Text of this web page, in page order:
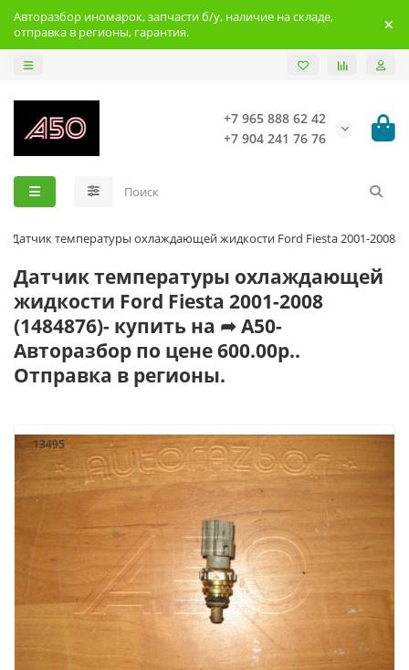
Авторазбор иномарок, запчасти б/у, наличие на складе,
отправка в регионы, гарантия.
+7 965 888 62 42
+7 904 241 76 76
Датчик температуры охлаждающей жидкости Ford Fiesta 2001-2008
Датчик температуры охлаждающей
жидкости Ford Fiesta 2001-2008
(1484876)- купить на ➦ А50-
Авторазбор по цене 600.00р..
Отправка в регионы.
13495